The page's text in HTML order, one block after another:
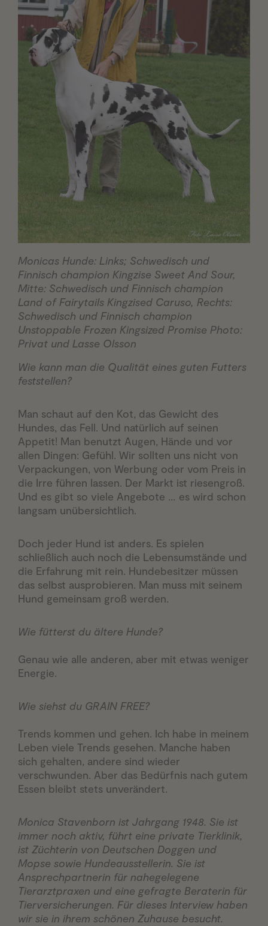
Monicas Hunde: Links; Schwedisch und
Finnisch champion Kingzise Sweet And Sour,
Mitte: Schwedisch und Finnisch champion
Land of Fairytails Kingzised Caruso, Rechts:
Schwedisch und Finnisch champion
Unstoppable Frozen Kingsized Promise Photo:
Privat und Lasse Olsson
Wie kann man die Qualität eines guten Futters
feststellen?
Man schaut auf den Kot, das Gewicht des
Hundes, das Fell. Und natürlich auf seinen
Appetit! Man benutzt Augen, Hände und vor
allen Dingen: Gefühl. Wir sollten uns nicht von
Verpackungen, von Werbung oder vom Preis in
die Irre führen lassen. Der Markt ist riesengroß.
Und es gibt so viele Angebote … es wird schon
langsam unübersichtlich.
Doch jeder Hund ist anders. Es spielen
schließlich auch noch die Lebensumstände und
die Erfahrung mit rein. Hundebesitzer müssen
das selbst ausprobieren. Man muss mit seinem
Hund gemeinsam groß werden.
Wie fütterst du ältere Hunde?
Genau wie alle anderen, aber mit etwas weniger
Energie.
Wie siehst du GRAIN FREE?
Trends kommen und gehen. Ich habe in meinem
Leben viele Trends gesehen. Manche haben
sich gehalten, andere sind wieder
verschwunden. Aber das Bedürfnis nach gutem
Essen bleibt stets unverändert.
Monica Stavenborn ist Jahrgang 1948. Sie ist
immer noch aktiv, führt eine private Tierklinik,
ist Züchterin von Deutschen Doggen und
Mopse sowie Hundeausstellerin. Sie ist
Ansprechpartnerin für nahegelegene
Tierarztpraxen und eine gefragte Beraterin für
Tierversicherungen. Für dieses Interview haben
wir sie in ihrem schönen Zuhause besucht.